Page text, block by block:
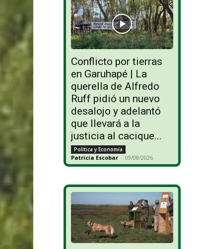
Conflicto por tierras
en Garuhapé | La
querella de Alfredo
Ruff pidió un nuevo
desalojo y adelantó
que llevará a la
justicia al cacique...
Política y Economía
Patricia Escobar - 09/08/2026